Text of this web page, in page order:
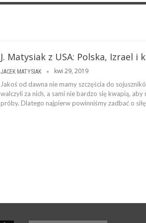
J. Matysiak z USA: Polska, Izrael i
JACEK MATYSIAK kwi 29, 2019
Jakoś od dawna nie mamy szczęścia do
walczyli za nich, a sami nie bardzo się kwapią,
próby. Dlatego najpierw powinniśmy zadbać o